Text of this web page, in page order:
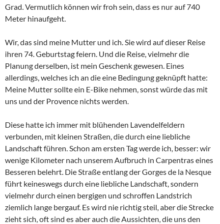
Grad. Vermutlich können wir froh sein, dass es nur auf 740
Meter hinaufgeht.
Wir, das sind meine Mutter und ich. Sie wird auf dieser Reise
ihren 74. Geburtstag feiern. Und die Reise, vielmehr die
Planung derselben, ist mein Geschenk gewesen. Eines
allerdings, welches ich an die eine Bedingung geknüpft hatte:
Meine Mutter sollte ein E-Bike nehmen, sonst würde das mit
uns und der Provence nichts werden.
Diese hatte ich immer mit blühenden Lavendelfeldern
verbunden, mit kleinen Straßen, die durch eine liebliche
Landschaft führen. Schon am ersten Tag werde ich, besser: wir
wenige Kilometer nach unserem Aufbruch in Carpentras eines
Besseren belehrt. Die Straße entlang der Gorges de la Nesque
führt keineswegs durch eine liebliche Landschaft, sondern
vielmehr durch einen bergigen und schroffen Landstrich
ziemlich lange bergauf. Es wird nie richtig steil, aber die Strecke
zieht sich, oft sind es aber auch die Aussichten, die uns den